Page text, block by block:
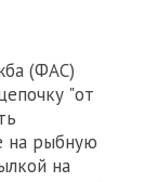
(ФАС)
"от
на рыбную
на